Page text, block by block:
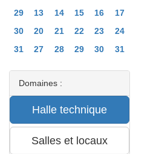
29
13 14 15 16
17
30
20 21 22 23
24
31
27 28 29 30 31
Domaines :